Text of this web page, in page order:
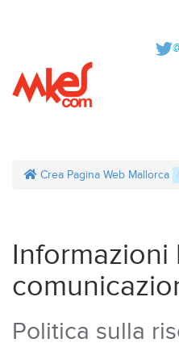
Crea Pagina Web Mallorca
Politica sulla